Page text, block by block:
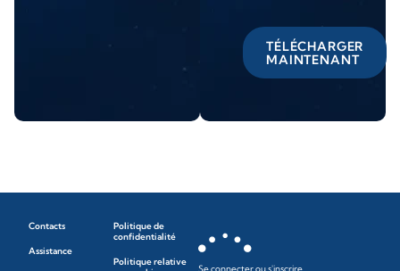
TÉLÉCHARGER
MAINTENANT
Contacts
Assistance
Politique de
confidentialité
Politique relative